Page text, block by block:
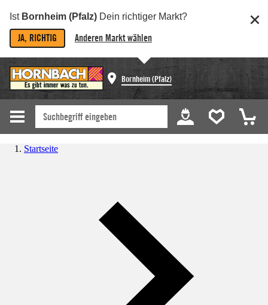
Ist Bornheim (Pfalz) Dein richtiger Markt?
JA, RICHTIG Anderen Markt wählen
Bornheim (Pfalz)
Startseite